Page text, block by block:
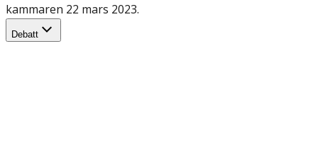
kammaren 22 mars 2023.
Debatt